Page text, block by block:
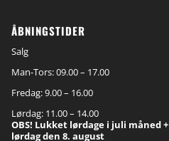
ÅBNINGSTIDER
Salg
Man-Tors: 09.00 – 17.00
Fredag: 9.00 – 16.00
Lørdag: 11.00 – 14.00
OBS! Lukket lørdage i juli måned +
lørdag den 8. august